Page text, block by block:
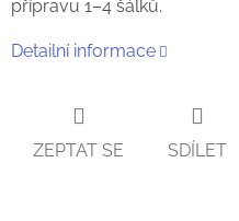
přípravu 1–4 šálků.
Detailní informace
ZEPTAT SE SDÍLET